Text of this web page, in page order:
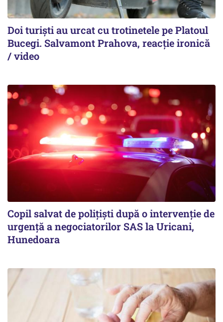
Doi turiști au urcat cu trotinetele pe Platoul
Bucegi. Salvamont Prahova, reacție ironică
/ video
Copil salvat de polițiști după o intervenție de
urgență a negociatorilor SAS la Uricani,
Hunedoara